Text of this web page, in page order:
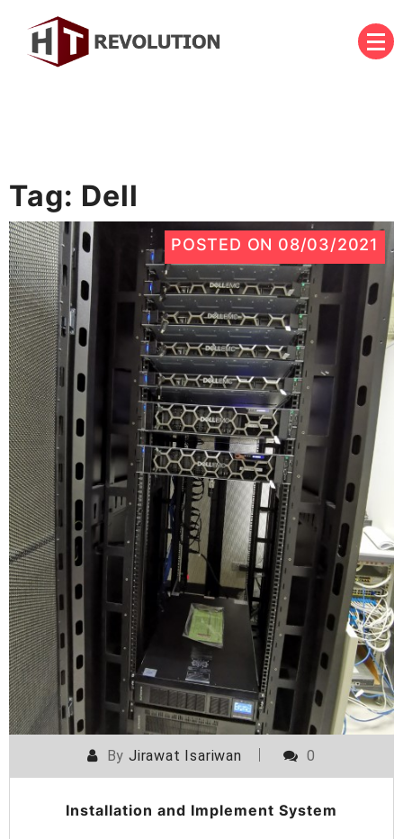
content
Tag: Dell
POSTED ON 08/03/2021
By Jirawat Isariwan 0
Installation and Implement System